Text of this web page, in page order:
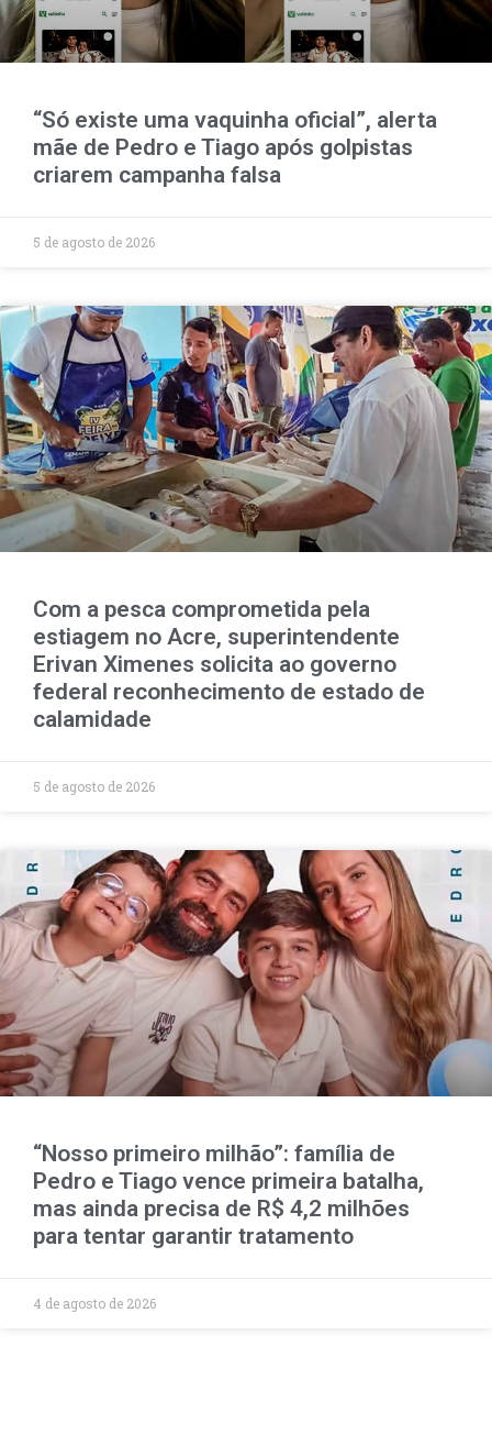
“Só existe uma vaquinha oficial”, alerta
mãe de Pedro e Tiago após golpistas
criarem campanha falsa
5 de agosto de 2026
Com a pesca comprometida pela
estiagem no Acre, superintendente
Erivan Ximenes solicita ao governo
federal reconhecimento de estado de
calamidade
5 de agosto de 2026
“Nosso primeiro milhão”: família de
Pedro e Tiago vence primeira batalha,
mas ainda precisa de R$ 4,2 milhões
para tentar garantir tratamento
4 de agosto de 2026